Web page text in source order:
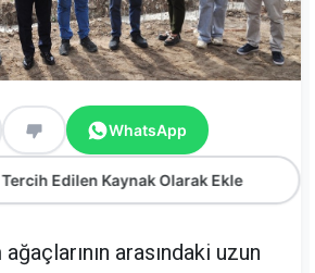
WhatsApp
Edilen Kaynak Olarak Ekle
arasındaki uzun